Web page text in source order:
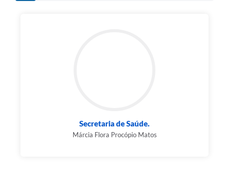
Secretaria de Saúde.
Márcia Flora Procópio Matos